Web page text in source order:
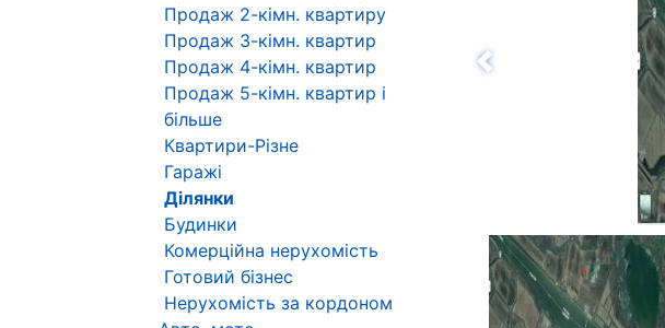
Назад
Продаж 2-кімн. квартиру
Продаж 3-кімн. квартир
Продаж 4-кімн. квартир
Продаж 5-кімн. квартир і
більше
Квартири-Різне
Гаражі
Ділянки
Будинки
Комерційна нерухомість
Готовий бізнес
Нерухомість за кордоном